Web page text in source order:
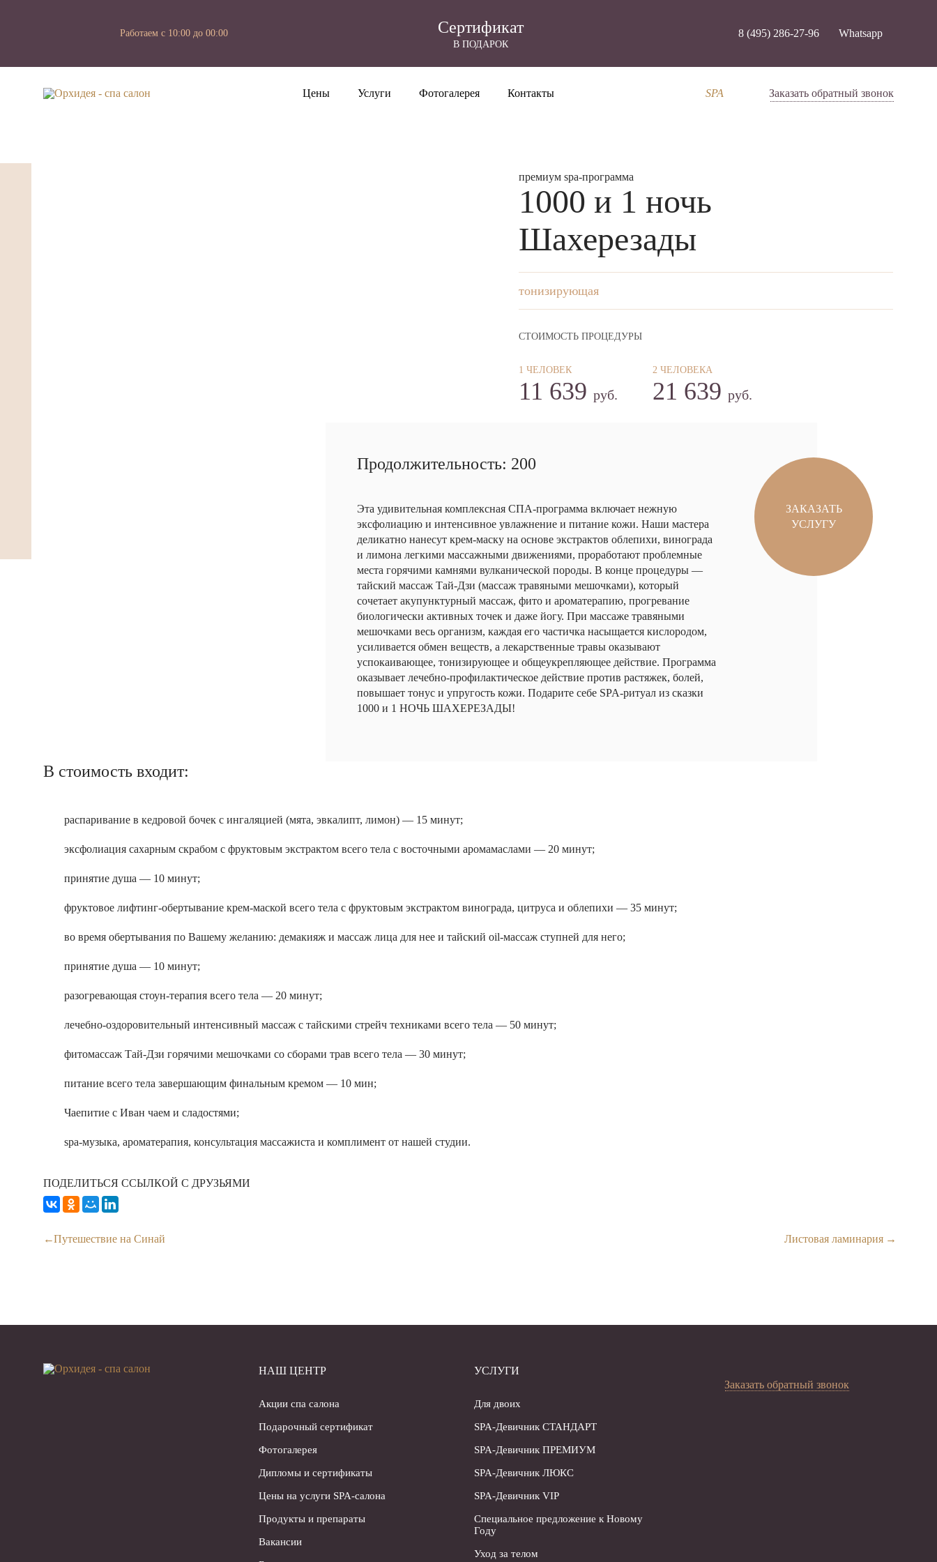
Работаем с 10:00 до 00:00 Cертификат
В ПОДАРОК
8 (495) 286-27-96 Whatsapp
Цены Услуги Фотогалерея Контакты SPA Заказать обратный звонок
премиум spa-программа
1000 и 1 ночь
Шахерезады
тонизирующая
СТОИМОСТЬ ПРОЦЕДУРЫ
1 ЧЕЛОВЕК
11 639 руб.
2 ЧЕЛОВЕКА
21 639 руб.
Продолжительность: 200
Эта удивительная комплексная СПА-программа включает нежную
эксфолиацию и интенсивное увлажнение и питание кожи. Наши мастера
деликатно нанесут крем-маску на основе экстрактов облепихи, винограда
и лимона легкими массажными движениями, проработают проблемные
места горячими камнями вулканической породы. В конце процедуры —
тайский массаж Тай-Дзи (массаж травяными мешочками), который
сочетает акупунктурный массаж, фито и ароматерапию, прогревание
биологически активных точек и даже йогу. При массаже травяными
мешочками весь организм, каждая его частичка насыщается кислородом,
усиливается обмен веществ, а лекарственные травы оказывают
успокаивающее, тонизирующее и общеукрепляющее действие. Программа
оказывает лечебно-профилактическое действие против растяжек, болей,
повышает тонус и упругость кожи. Подарите себе SPA-ритуал из сказки
1000 и 1 НОЧЬ ШAХЕРEЗАДЫ!
ЗАКАЗАТЬ
УСЛУГУ
В стоимость входит:
распаривание в кедровой бочек с ингаляцией (мята, эвкалипт, лимон) — 15 минут;
эксфолиация сахарным скрабом с фруктовым экстрактом всего тела с восточными аромамаслами — 20 минут;
принятие душа — 10 минут;
фруктовое лифтинг-обертывание крем-маской всего тела с фруктовым экстрактом винограда, цитруса и облепихи — 35 минут;
во время обертывания по Вашему желанию: демакияж и массаж лица для нее и тайский oil-массаж ступней для него;
принятие душа — 10 минут;
разогревающая стоун-терапия всего тела — 20 минут;
лечебно-оздоровительный интенсивный массаж с тайскими стрейч техниками всего тела — 50 минут;
фитомассаж Тай-Дзи горячими мешочками со сборами трав всего тела — 30 минут;
питание всего тела завершающим финальным кремом — 10 мин;
Чаепитие с Иван чаем и сладостями;
spa-музыка, ароматерапия, консультация массажиста и комплимент от нашей студии.
ПОДЕЛИТЬСЯ ССЫЛКОЙ С ДРУЗЬЯМИ
Путешествие на Синай Листовая ламинария
НАШ ЦЕНТР
Акции спа салона
Подарочный сертификат
Фотогалерея
Дипломы и сертификаты
Цены на услуги SPA-салона
Продукты и препараты
Вакансии
УСЛУГИ
Для двоих
SPA-Девичник СТАНДАРТ
SPA-Девичник ПРЕМИУМ
SPA-Девичник ЛЮКС
SPA-Девичник VIP
Специальное предложение к Новому
Году
Уход за телом
Заказать обратный звонок